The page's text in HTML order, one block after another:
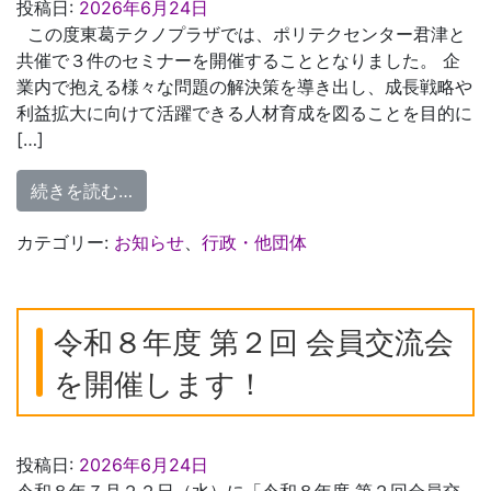
投稿日: 2026年6月24日
この度東葛テクノプラザでは、ポリテクセンター君津と
共催で３件のセミナーを開催することとなりました。 企
業内で抱える様々な問題の解決策を導き出し、成長戦略や
利益拡大に向けて活躍できる人材育成を図ることを目的に
[…]
続きを読む…
カテゴリー: お知らせ 行政・他団体
令和８年度 第２回 会員交流会
を開催します！
投稿日: 2026年6月24日